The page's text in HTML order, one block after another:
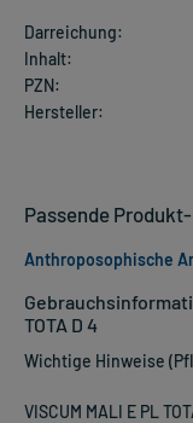
Darreichung:
Inhalt:
PZN:
Hersteller:
TOTA D 4
Wichtige Hinweise
VISCUM MALI E PL
Passende
Anthroposophische